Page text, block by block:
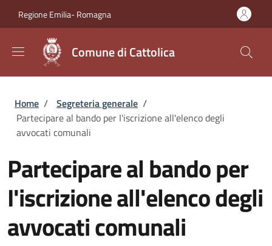
Regione Emilia- Romagna
Comune di Cattolica
Briciole di pane
Home / Segreteria generale /
Partecipare al bando per I'iscrizione all'elenco degli
avvocati comunali
Partecipare al bando per
I'iscrizione all'elenco degli
avvocati comunali